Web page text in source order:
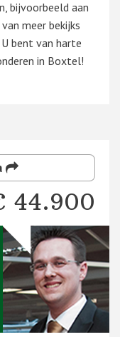
bijvoorbeeld aan
meer bekijks
bent van harte
in Boxtel!
44.900